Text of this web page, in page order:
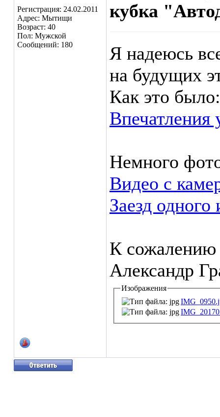
Регистрация: 24.02.2011
Адрес: Мытищи
Возраст: 40
Пол: Мужской
Сообщений: 180
кубка
Я надеюсь
на будущих
Как это было:
Впечатления
Немного
Видео с
Заезд одного
К сожалению
Александр
Изображения